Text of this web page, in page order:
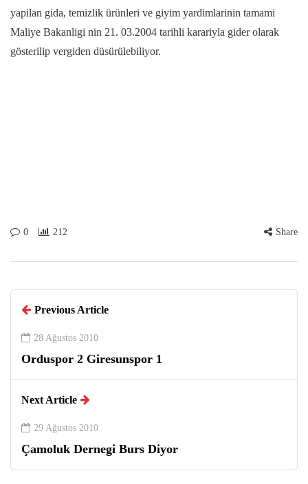
yapilan gida, temizlik ürünleri ve giyim yardimlarinin tamami
Maliye Bakanligi nin 21. 03.2004 tarihli karariyla gider olarak
gösterilip vergiden düsürülebiliyor.
0 212 Share
Previous Article
28 Ağustos 2010
Orduspor 2 Giresunspor 1
Next Article
29 Ağustos 2010
Çamoluk Dernegi Burs Diyor